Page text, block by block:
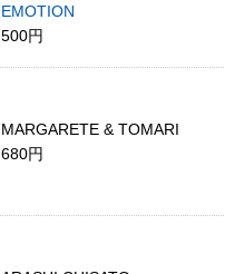
EMOTION
500円
MARGARETE & TOMARI
680円